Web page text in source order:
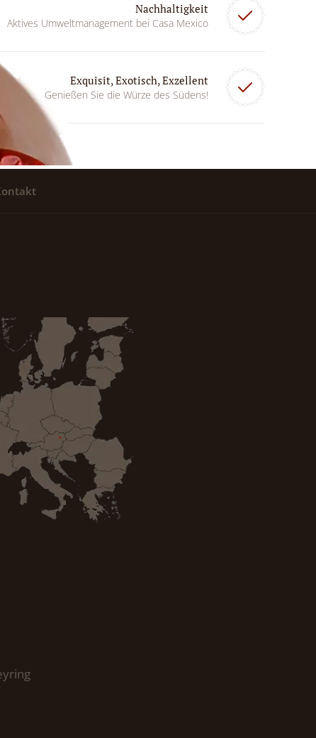
Nachhaltigkeit
Aktives Umweltmanagement bei Casa Mexico
Exquisit, Exotisch, Exzellent
Genießen Sie die Würze des Südens!